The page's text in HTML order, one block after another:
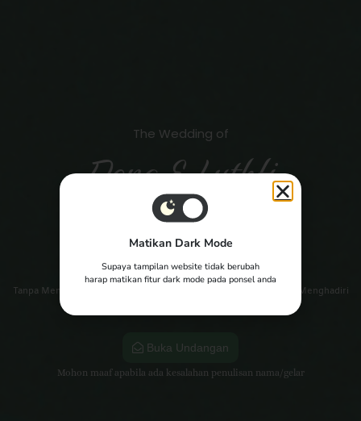
The Wedding of
Dona & Luthfi
Yth. Bpk/Ibu/Saudara/i
Tamu Undangan
Tanpa Mengurangi Rasa Hormat, Kami Mengundang Anda Untuk Menghadiri
Buka Undangan
Mohon maaf apabila ada kesalahan penulisan nama/gelar
Matikan Dark Mode
Supaya tampilan website tidak berubah
harap matikan fitur dark mode pada ponsel anda